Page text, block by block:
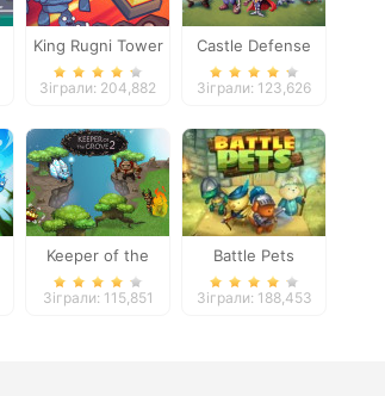
King Rugni Tower
Defense
Зіграли: 204,882
Castle Defense
Зіграли: 123,626
Keeper of the
Grove 2
Зіграли: 115,851
Battle Pets
Зіграли: 188,453